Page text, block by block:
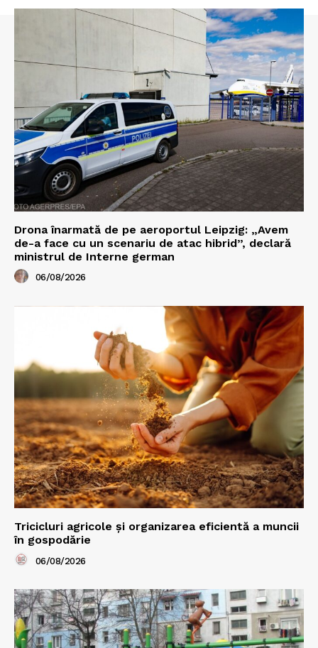
Drona înarmată de pe aeroportul Leipzig: „Avem
de-a face cu un scenariu de atac hibrid”, declară
ministrul de Interne german
06/08/2026
Tricicluri agricole și organizarea eficientă a muncii
în gospodărie
06/08/2026